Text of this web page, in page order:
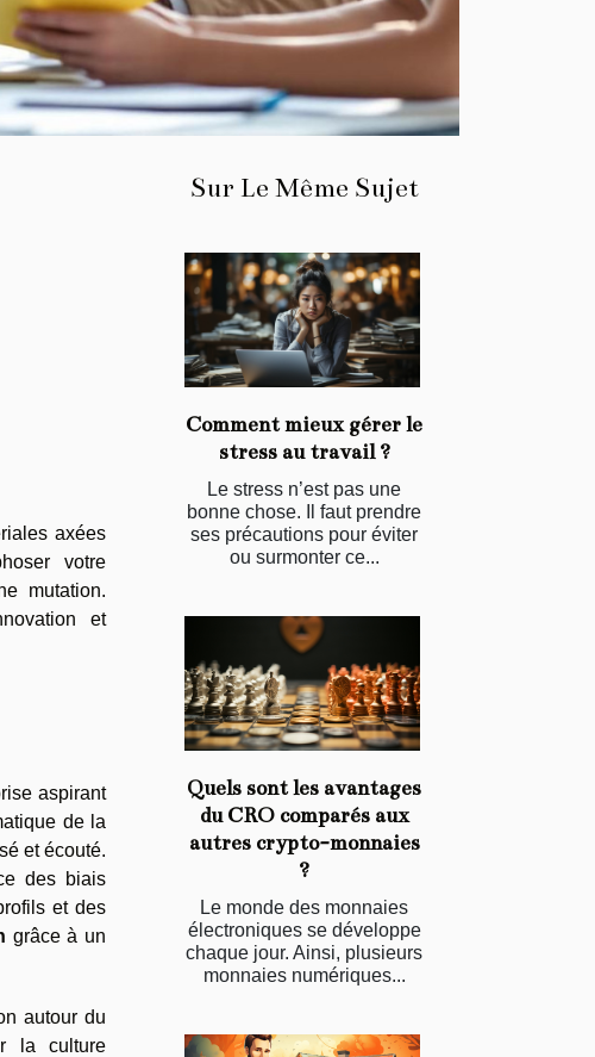
axées
votre
mutation.
et
aspirant
de la
et écouté.
des biais
et des
grâce à un
autour du
la culture
Sur Le Même Sujet
Comment mieux gérer le
stress au travail ?
Le stress n’est pas une
bonne chose. Il faut prendre
ses précautions pour éviter
ou surmonter ce...
Quels sont les avantages
du CRO comparés aux
autres crypto-monnaies
?
Le monde des monnaies
électroniques se développe
chaque jour. Ainsi, plusieurs
monnaies numériques...